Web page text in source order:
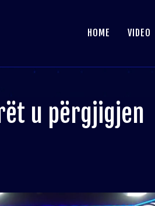
HOME VIDEO
u përgjigjen